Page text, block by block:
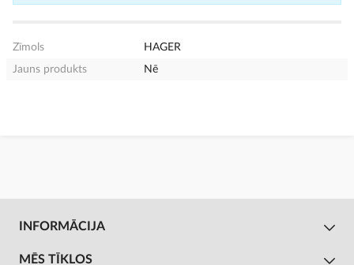
Zīmols
HAGER
Jauns produkts
Nē
INFORMĀCIJA
MĒS TĪKLOS